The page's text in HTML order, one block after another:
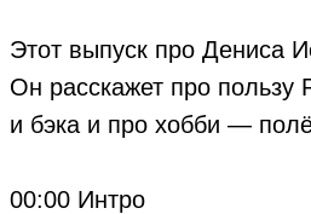
Этот выпуск про Дениса
Он расскажет про пользу
и бэка и про хобби —
00:00 Интро